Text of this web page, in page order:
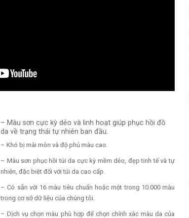
– Màu sơn cực kỳ dẻo và linh hoạt giúp phục hồi đồ
da về trạng thái tự nhiên ban đầu.
– Khó bị mài mòn và độ phủ màu cao.
– Màu sơn phục hồi túi da cực kỳ mềm dẻo, đẹp tinh tế và tự
nhiên, đặc biệt đối với túi da cao cấp.
– Có sẵn với 16 màu tiêu chuẩn hoặc một trong 10.000 màu
trong cơ sở dữ liệu của chúng tôi.
– Dịch vụ chọn màu phù hợp để chọn chính xác màu da của